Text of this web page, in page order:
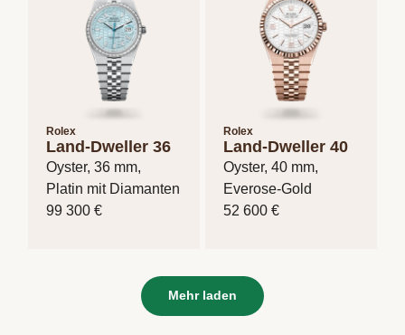
Rolex
Land-Dweller 36
Oyster, 36 mm,
Platin mit Diamanten
99 300 €
Rolex
Land-Dweller 40
Oyster, 40 mm,
Everose-Gold
52 600 €
Mehr laden